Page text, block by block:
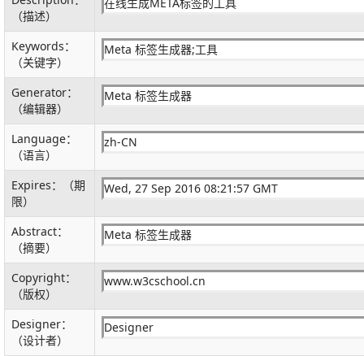
（描述）
Keywords：
（关键字）
Generator：
（编辑器）
Language：
（语言）
Expires：（期
限）
Abstract：
（摘要）
Copyright：
（版权）
Designer：
（设计者）